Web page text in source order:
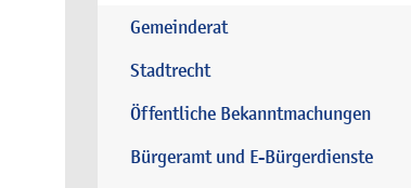
Gemeinderat
Stadtrecht
Öffentliche Bekanntmachungen
Bürgeramt und E-Bürgerdienste